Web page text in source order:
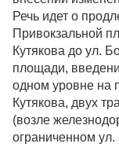
Речь идет о
Привокзальной
Кутякова до ул.
площади,
одном уровне на
Кутякова, двух
(возле
ограниченном ул.